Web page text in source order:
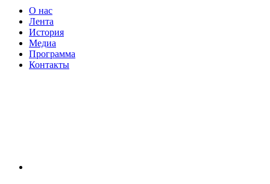
О нас
Лента
История
Медиа
Программа
Контакты